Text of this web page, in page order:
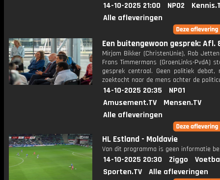
14-10-2025 21:00 NPO2
Alle afleveringen
Een buitengewoon gesprek: Afl.
Mirjam Bikker (ChristenUnie), Rob
Frans Timmermans (GroenLinks-PvdA)
gesprek centraal. Geen politiek debat,
zoektocht naar de mens achter de
14-10-2025 20:35
NPO1
Amusement.TV
Mensen.TV
Alle afleveringen
HL Estland - Moldavie
Van dit programma is geen informatie
14-10-2025 20:30 Ziggo
Sporten.TV
Alle afleveringen